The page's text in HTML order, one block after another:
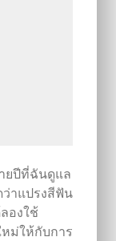
ยปีที่ฉันดูแล
ว่าแปรงสีฟัน
องใช้
ม่ให้กับการ